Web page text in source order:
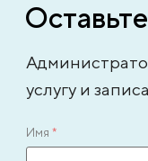
услугу и
Имя *